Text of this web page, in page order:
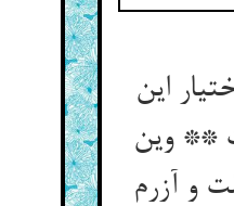
این
** وین
و آزرم